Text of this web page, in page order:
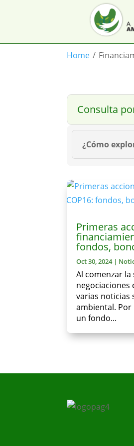
Home /
Consulta
¿Cómo
Primeras
fondos,
Oct 30, 2024|
Al comenzar
negociaciones
varias noticias
ambiental. Por
un fondo...